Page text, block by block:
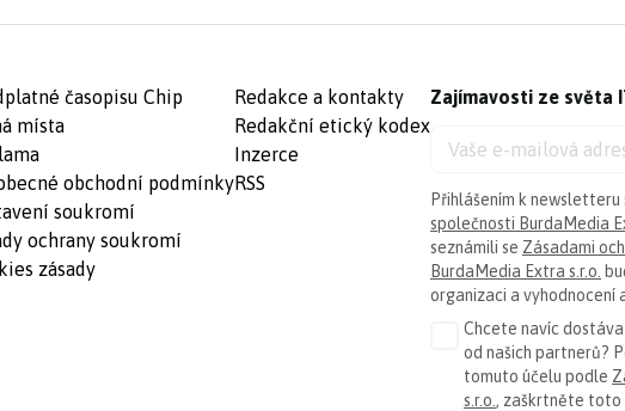
časopisu Chip
místa
obchodní podmínky
soukromí
ochrany soukromí
zásady
Redakce a kontakty
Redakční etický kodex
Inzerce
RSS
Zajímavosti ze světa
Přihlášením k newsletteru
společnosti BurdaMedia
seznámili se Zásadami
BurdaMedia Extra s.r.o.
organizaci a vyhodnocení
Chcete navíc
od našich partnerů?
tomuto účelu podle
s.r.o. , zaškrtněte toto